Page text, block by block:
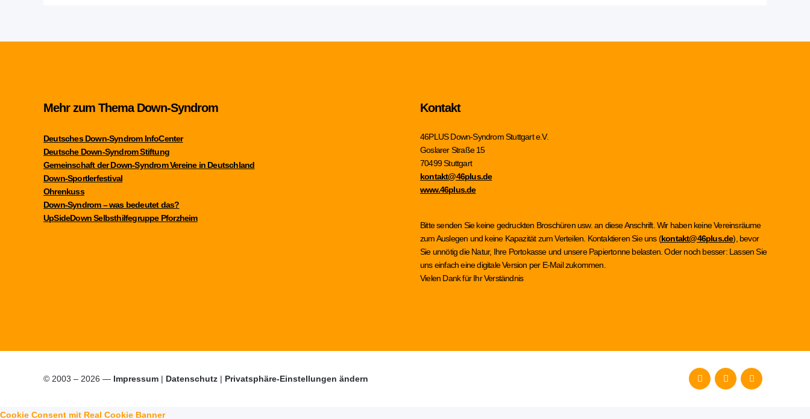
Mehr zum Thema Down-Syndrom
Deutsches Down-Syndrom InfoCenter
Deutsche Down-Syndrom Stiftung
Gemeinschaft der Down-Syndrom Vereine in Deutschland
Down-Sportlerfestival
Ohrenkuss
Down-Syndrom – was bedeutet das?
UpSideDown Selbsthilfegruppe Pforzheim
Kontakt
46PLUS Down-Syndrom Stuttgart e.V.
Goslarer Straße 15
70499 Stuttgart
kontakt@46plus.de
www.46plus.de
Bitte senden Sie keine gedruckten Broschüren usw. an diese Anschrift. Wir haben keine Vereinsräume
zum Auslegen und keine Kapazität zum Verteilen. Kontaktieren Sie uns (kontakt@46plus.de), bevor
Sie unnötig die Natur, Ihre Portokasse und unsere Papiertonne belasten. Oder noch besser: Lassen Sie
uns einfach eine digitale Version per E-Mail zukommen.
Vielen Dank für Ihr Verständnis
© 2003 – 2026 — Impressum | Datenschutz | Privatsphäre-Einstellungen ändern
Cookie Consent mit Real Cookie Banner